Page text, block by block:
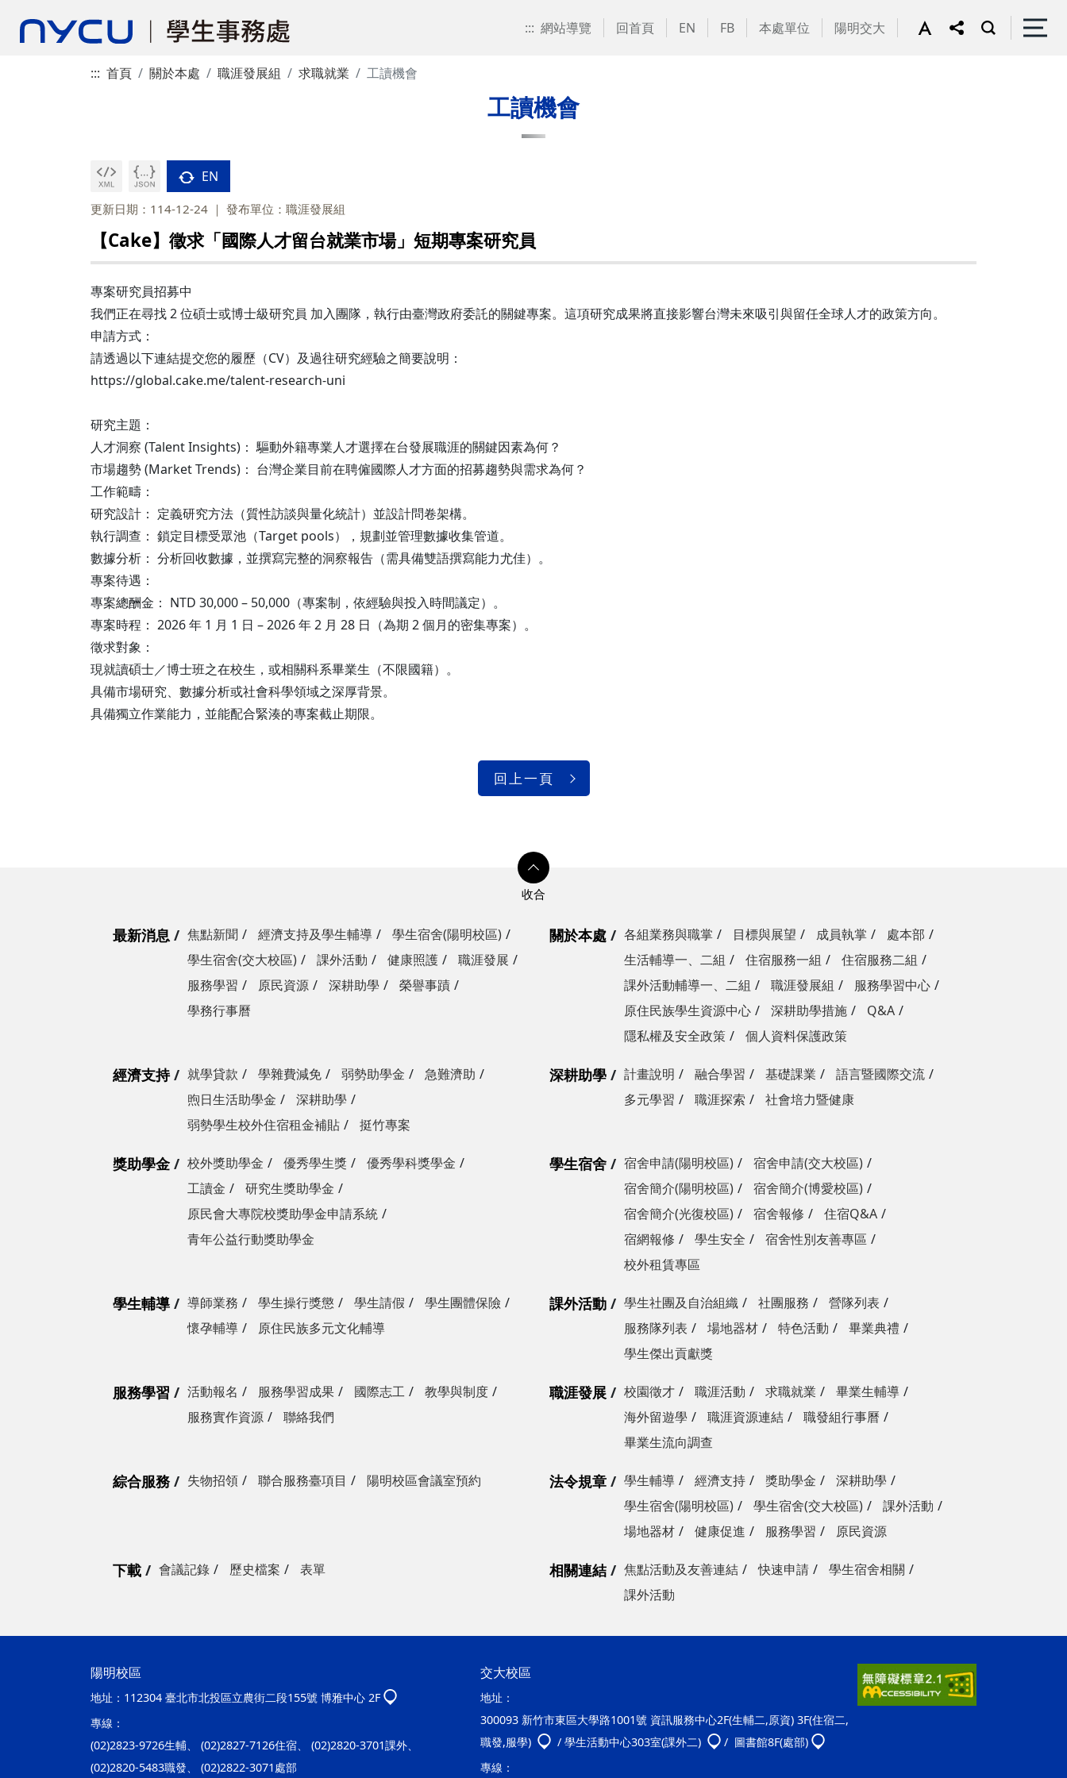
::: 網站導覽 回首頁 EN FB 本處單位 陽明交大
::: 首頁 關於本處 職涯發展組 求職就業 工讀機會
工讀機會
EN
更新日期：114-12-24 發布單位：職涯發展組
【Cake】徵求「國際人才留台就業市場」短期專案研究員
專案研究員招募中
我們正在尋找 2 位碩士或博士級研究員 加入團隊，執行由臺灣政府委託的關鍵專案。這項研究成果將直接影響台灣未來吸引與留任全球人才的政策方向。
申請方式：
請透過以下連結提交您的履歷（CV）及過往研究經驗之簡要說明：
https://global.cake.me/talent-research-uni
研究主題：
人才洞察 (Talent Insights)： 驅動外籍專業人才選擇在台發展職涯的關鍵因素為何？
市場趨勢 (Market Trends)： 台灣企業目前在聘僱國際人才方面的招募趨勢與需求為何？
工作範疇：
研究設計： 定義研究方法（質性訪談與量化統計）並設計問卷架構。
執行調查： 鎖定目標受眾池（Target pools），規劃並管理數據收集管道。
數據分析： 分析回收數據，並撰寫完整的洞察報告（需具備雙語撰寫能力尤佳）。
專案待遇：
專案總酬金： NTD 30,000 – 50,000（專案制，依經驗與投入時間議定）。
專案時程： 2026 年 1 月 1 日 – 2026 年 2 月 28 日（為期 2 個月的密集專案）。
徵求對象：
現就讀碩士／博士班之在校生，或相關科系畢業生（不限國籍）。
具備市場研究、數據分析或社會科學領域之深厚背景。
具備獨立作業能力，並能配合緊湊的專案截止期限。
回上一頁
最新消息 焦點新聞 經濟支持及學生輔導
學生宿舍(陽明校區)
學生宿舍(交大校區)
課外活動 健康照護
職涯發展
服務學習
原民資源 深耕助學
榮譽事蹟
學務行事曆
關於本處 各組業務與職掌 目標與展望 成員執掌
處本部
生活輔導一、二組
住宿服務一組
住宿服務二組
課外活動輔導一、二組
職涯發展組
服務學習中心
原住民族學生資源中心
深耕助學措施
Q&A
隱私權及安全政策
個人資料保護政策
經濟支持 就學貸款 學雜費減免 弱勢助學金
急難濟助
煦日生活助學金
深耕助學
弱勢學生校外住宿租金補貼
挺竹專案
深耕助學 計畫說明 融合學習 基礎課業
語言暨國際交流
多元學習
職涯探索 社會培力暨健康
獎助學金 校外獎助學金 優秀學生獎
優秀學科獎學金
工讀金
研究生獎助學金
原民會大專院校獎助學金申請系統
青年公益行動獎助學金
學生宿舍 宿舍申請(陽明校區)
宿舍申請(交大校區)
宿舍簡介(陽明校區)
宿舍簡介(博愛校區)
宿舍簡介(光復校區)
宿舍報修
住宿Q&A
宿網報修
學生安全
宿舍性別友善專區
校外租賃專區
學生輔導 導師業務 學生操行獎懲 學生請假
學生團體保險
懷孕輔導
原住民族多元文化輔導
課外活動 學生社團及自治組織 社團服務
營隊列表
服務隊列表
場地器材 特色活動
畢業典禮
學生傑出貢獻獎
服務學習 活動報名 服務學習成果 國際志工
教學與制度
服務實作資源
聯絡我們
職涯發展 校園徵才 職涯活動 求職就業
畢業生輔導
海外留遊學
職涯資源連結
職發組行事曆
畢業生流向調查
綜合服務 失物招領 聯合服務臺項目 陽明校區會議室預約 法令規章 學生輔導 經濟支持 獎助學金
深耕助學
學生宿舍(陽明校區)
學生宿舍(交大校區)
課外活動
場地器材
健康促進 服務學習 原民資源
下載 會議記錄 歷史檔案 表單 相關連結 焦點活動及友善連結 快速申請
學生宿舍相關
課外活動
陽明校區
地址： 112304 臺北市北投區立農街二段155號 博雅中心 2F
專線：
(02)2823-9726生輔、 (02)2827-7126住宿、 (02)2820-3701課外、
(02)2820-5483職發、 (02)2822-3071處部
交大校區
地址：
300093 新竹市東區大學路1001號 資訊服務中心2F(生輔二,原資) 3F(住宿二,
職發,服學)
/ 學生活動中心303室(課外二)
/ 圖書館8F(處部)
專線：